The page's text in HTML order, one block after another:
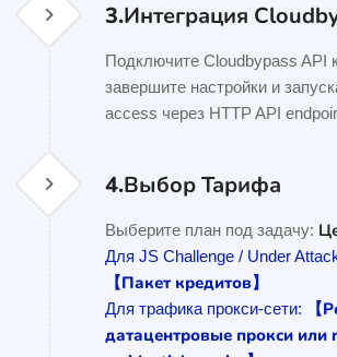
3.Интеграция
Подключите Cloudbypass API
завершите настройки и
access через HTTP API
4.Выбор Тарифа
Выберите план под задачу:
Для JS Challenge / Under
【Пакет кредитов】
Для трафика прокси-сети:
датацентровые прокси или